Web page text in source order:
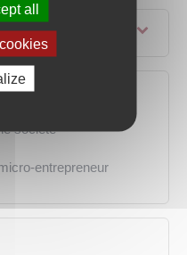
société
entrepreneur
all